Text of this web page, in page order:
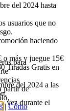
del 2024 hasta
usuarios que no
haciendo
o más y juegue 15€
Tiradas Gratis en
del 2024 a las
vez durante el
para
partir de
|Cómo